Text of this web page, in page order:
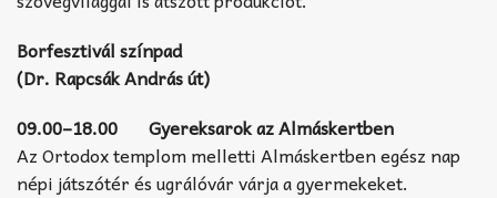
Borfesztivál színpad
(Dr. Rapcsák András út)
09.00–18.00 Gyereksarok az Almáskertben
Az Ortodox templom melletti Almáskertben egész nap
népi játszótér és ugrálóvár várja a gyermekeket.